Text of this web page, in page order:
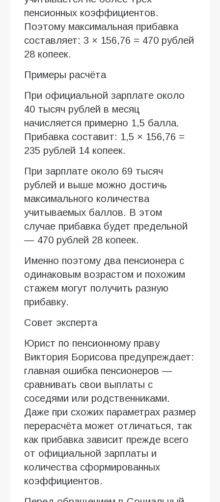
пенсионных коэффициентов.
Поэтому максимальная прибавка
составляет: 3 × 156,76 = 470 рублей
28 копеек.
Примеры расчёта
При официальной зарплате около
40 тысяч рублей в месяц
начисляется примерно 1,5 балла.
Прибавка составит: 1,5 × 156,76 =
235 рублей 14 копеек.
При зарплате около 69 тысяч
рублей и выше можно достичь
максимального количества
учитываемых баллов. В этом
случае прибавка будет предельной
— 470 рублей 28 копеек.
Именно поэтому два пенсионера с
одинаковым возрастом и похожим
стажем могут получить разную
прибавку.
Совет эксперта
Юрист по пенсионному праву
Виктория Борисова предупреждает:
главная ошибка пенсионеров —
сравнивать свои выплаты с
соседями или родственниками.
Даже при схожих параметрах размер
перерасчёта может отличаться, так
как прибавка зависит прежде всего
от официальной зарплаты и
количества сформированных
коэффициентов.